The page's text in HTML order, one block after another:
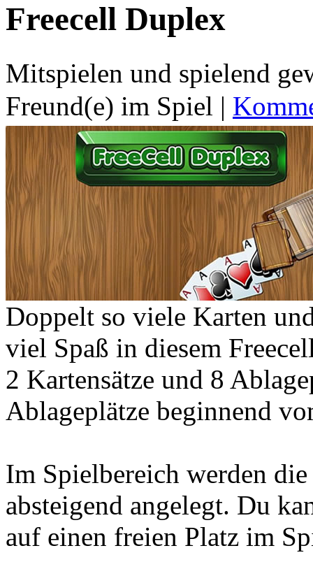
Freecell Duplex
Mitspielen und spielend
Freund(e) im Spiel |
Doppelt so viele Karten
viel Spaß in diesem
2 Kartensätze und 8
Ablageplätze beginnend
Im Spielbereich werden
absteigend angelegt. Du
auf einen freien Platz im